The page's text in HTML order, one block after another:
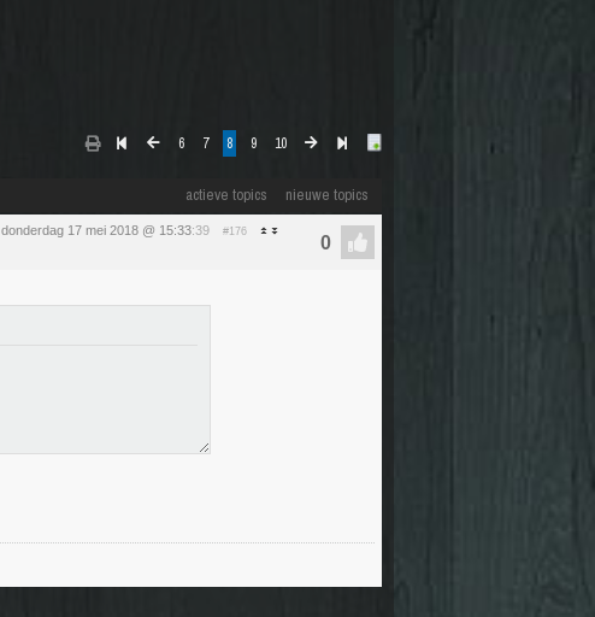
6 7 8 9 10
actieve topics nieuwe topics
donderdag 17 mei 2018 @ 15:33:39 #176